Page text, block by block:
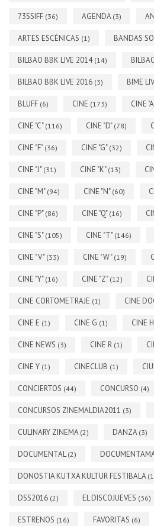
73SSIFF (36) AGENDA (3)
ARTES ESCÉNICAS (1) BANDAS
BILBAO BBK LIVE 2014 (14)
BILBAO BBK LIVE 2016 (3) BIME
BLUFF (6) CINE (173) CINE
CINE "C" (116) CINE "D" (78)
CINE "F" (36) CINE "G" (32)
CINE "J" (31) CINE "K" (13)
CINE "M" (94) CINE "N" (60)
CINE "P" (86) CINE "Q" (16)
CINE "S" (105) CINE "T" (146)
CINE "V" (33) CINE "W" (19)
CINE "Y" (16) CINE "Z" (12)
CINE CORTOMETRAJE (1) CINE
CINE E (1) CINE G (1) CINE H
CINE NEWS (3) CINE R (1)
CINE Y (1) CINECLUB (1)
CONCIERTOS (44) CONCURSO (4)
CONCURSOS ZINEMALDIA2011 (3)
CULINARY ZINEMA (2) DANZA (3)
DOCUMENTAL(2)
DONOSTIA KUTXA KULTUR FESTIBALA
DSS2016 (2) EL DISCOJUEVES (36)
ESTRENOS (16) FAVORITAS (6)